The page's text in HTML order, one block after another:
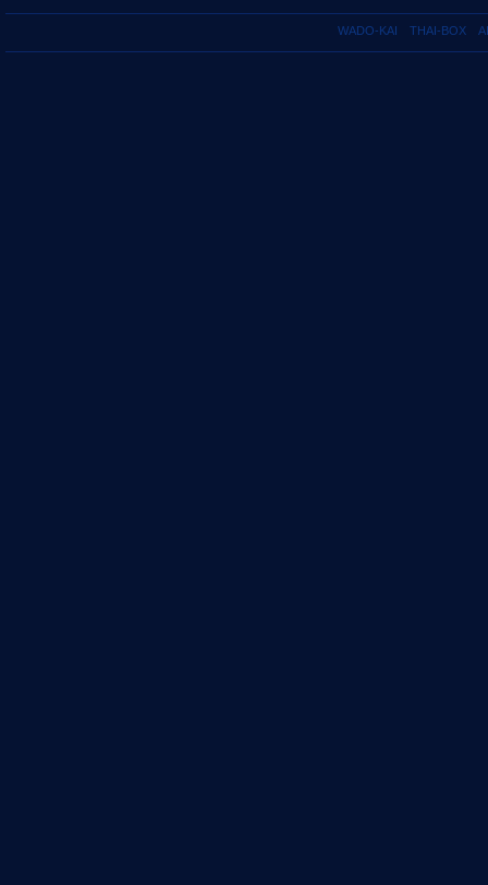
WADO-KAI THAI-BOX